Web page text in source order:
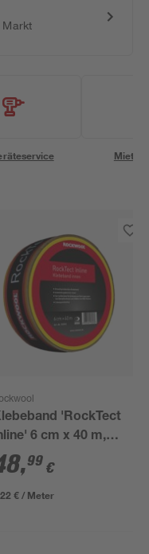
Markt
'RockTect
6 cm x 40 m,
,99 €
€ / Meter